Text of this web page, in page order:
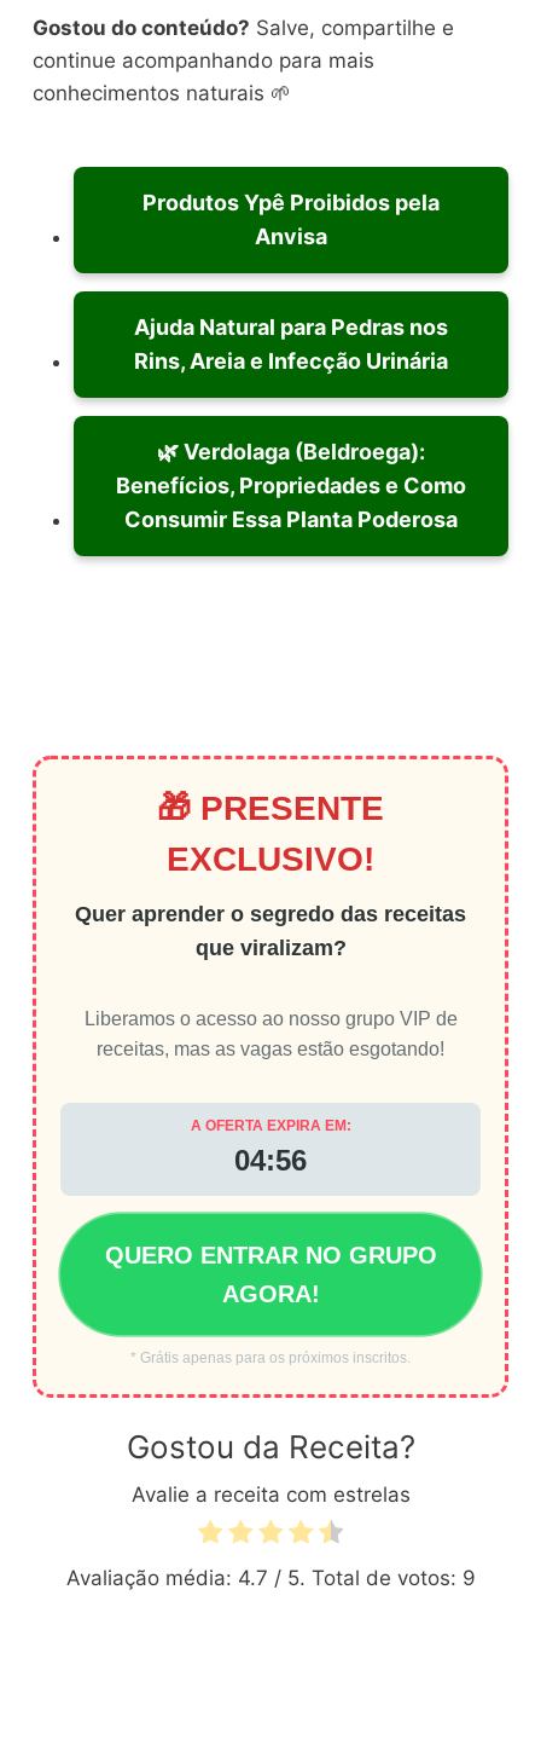
Gostou do conteúdo? Salve, compartilhe e
continue acompanhando para mais
conhecimentos naturais 🌱
Produtos Ypê Proibidos pela
Anvisa
Ajuda Natural para Pedras nos
Rins, Areia e Infecção Urinária
🌿 Verdolaga (Beldroega):
Benefícios, Propriedades e Como
Consumir Essa Planta Poderosa
🎁 PRESENTE
EXCLUSIVO!
Quer aprender o segredo das receitas
que viralizam?
Liberamos o acesso ao nosso grupo VIP de
receitas, mas as vagas estão esgotando!
A OFERTA EXPIRA EM:
04:56
QUERO ENTRAR NO GRUPO
AGORA!
* Grátis apenas para os próximos inscritos.
Gostou da Receita?
Avalie a receita com estrelas
Avaliação média: 4.7 / 5. Total de votos: 9